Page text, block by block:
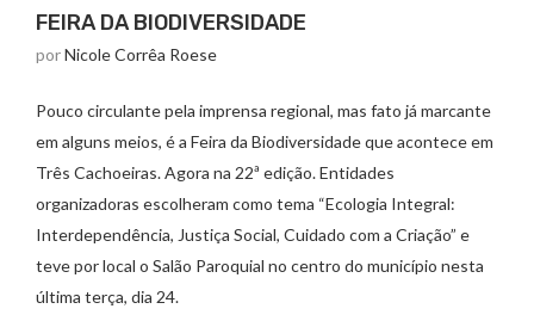
FEIRA DA BIODIVERSIDADE
porNicole Corrêa Roese
Pouco circulante pela imprensa regional, mas fato já marcante
em alguns meios, é a Feira da Biodiversidade que acontece em
Três Cachoeiras. Agora na 22ª edição. Entidades
organizadoras escolheram como tema “Ecologia Integral:
Interdependência, Justiça Social, Cuidado com a Criação” e
teve por local o Salão Paroquial no centro do município nesta
última terça, dia 24.